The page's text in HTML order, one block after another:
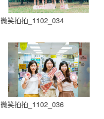
微笑拍拍_1102_034
微笑拍拍_1102_036